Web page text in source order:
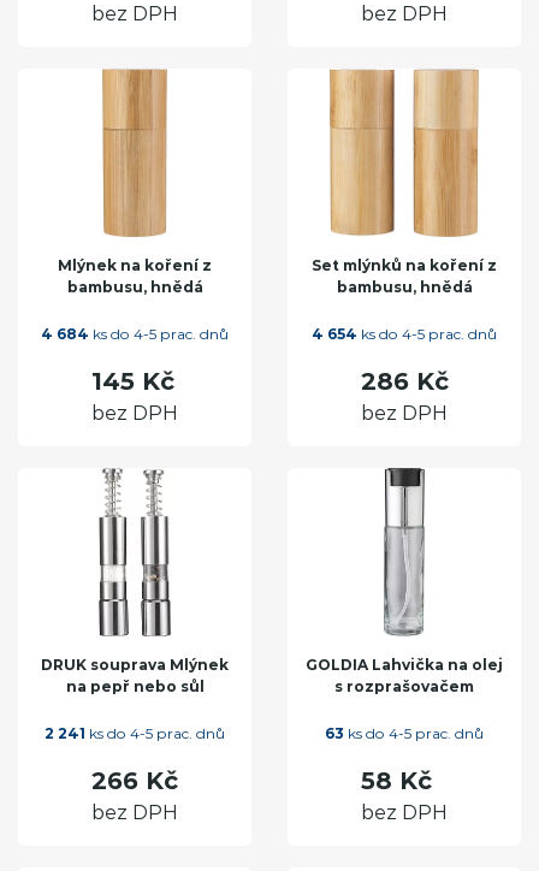
bez DPH bez DPH
Mlýnek na koření z
bambusu, hnědá
4 684 ks do 4-5 prac. dnů
145 Kč
bez DPH
Set mlýnků na koření z
bambusu, hnědá
4 654 ks do 4-5 prac. dnů
286 Kč
bez DPH
DRUK souprava Mlýnek
na pepř nebo sůl
2 241 ks do 4-5 prac. dnů
266 Kč
bez DPH
GOLDIA Lahvička na olej
s rozprašovačem
63 ks do 4-5 prac. dnů
58 Kč
bez DPH